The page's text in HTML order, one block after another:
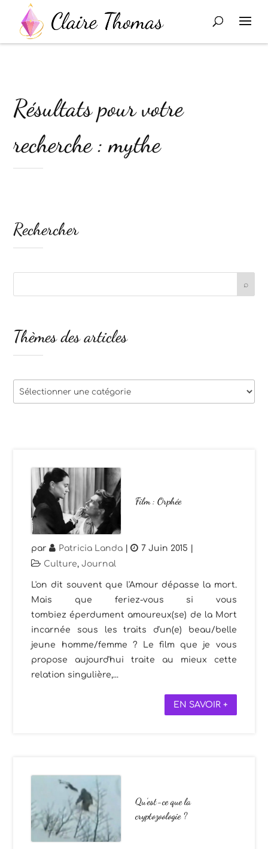
Résultats pour votre
recherche : mythe
Film : Orphée
par Patricia Landa | 7 Juin 2015
Culture,Journal
L'on dit souvent que l'Amour dépasse la mort.
Mais que feriez-vous si vous
tombiez éperdument amoureux(se) de la Mort
incarnée sous les traits d'un(e) beau/belle
jeune homme/femme ? Le film que je vous
propose aujourd'hui traite au mieux cette
relation singulière,...
EN SAVOIR +
Qu’est-ce que la
cryptozoologie ?
Rechercher
Thèmes des articles
Thèmes
des